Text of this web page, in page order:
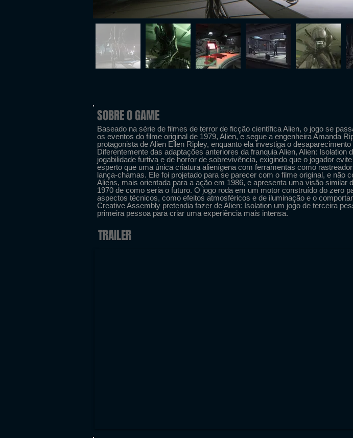
SOBRE O GAME
Baseado na série de filmes de terror de ficção científica Alien, o jogo se
os eventos do filme original de 1979, Alien, e segue a engenheira Amanda
protagonista de Alien Ellen Ripley, enquanto ela investiga o
Diferentemente das adaptações anteriores da franquia Alien, Alien: Isolation
jogabilidade furtiva e de horror de sobrevivência, exigindo que o jogador
esperto que uma única criatura alienígena com ferramentas como
lança-chamas. Ele foi projetado para se parecer com o filme original, e não
Aliens, mais orientada para a ação em 1986, e apresenta uma visão similar
1970 de como seria o futuro. O jogo roda em um motor construído do zero
aspectos técnicos, como efeitos atmosféricos e de iluminação e o
Creative Assembly pretendia fazer de Alien: Isolation um jogo de terceira
primeira pessoa para criar uma experiência mais intensa.
TRAILER